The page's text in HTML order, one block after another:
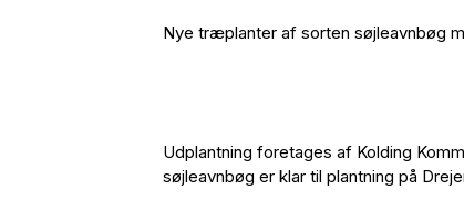
Nye træplanter af sorten søjleavnbøg
Udplantning foretages af Kolding
søjleavnbøg er klar til plantning på